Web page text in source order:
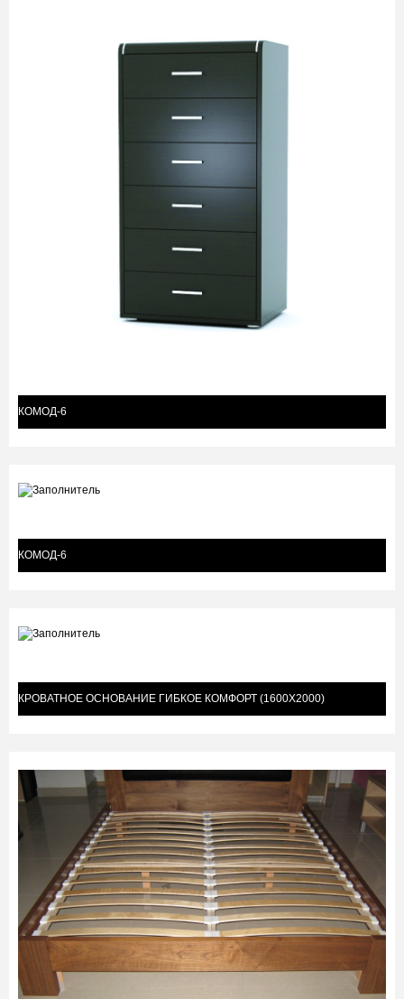
КОМОД-6
КОМОД-6
КРОВАТНОЕ ОСНОВАНИЕ ГИБКОЕ КОМФОРТ (1600Х2000)